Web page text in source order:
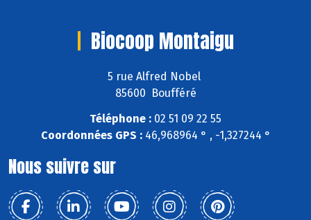
Biocoop Montaigu
5 rue Alfred Nobel
85600 Boufféré
Téléphone : 02 51 09 22 55
Coordonnées GPS :46,968964 ° , -1,327244 °
Nous suivre sur